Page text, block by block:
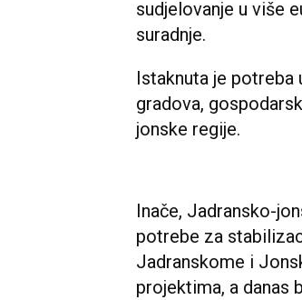
sudjelovanje u više
suradnje.
Istaknuta je potreba
gradova,
jonske regije.
Inače, Jadransko-
potrebe za
Jadranskome i
projektima, a danas